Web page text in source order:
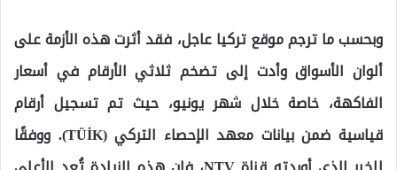
وبحسب ما ترجم موقع تركيا عاجل، فقد أثرت هذه الأزمة على
ألوان الأسواق وأدت إلى تضخم ثلاثي الأرقام في أسعار
الفاكهة، خاصة خلال شهر يونيو، حيث تم تسجيل أرقام
قياسية ضمن بيانات معهد الإحصاء التركي (TÜİK). ووفقًا